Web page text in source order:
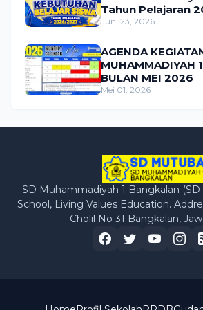
Tahun Pelajaran
Juni 23, 2026
AGENDA
MUHAMMADIYAH
BULAN MEI 2026
Mei 01, 2026
SD Muhammadiyah 1 Bangkalan
School, Living Values Education.
Cholil No 31 Bangkalan,